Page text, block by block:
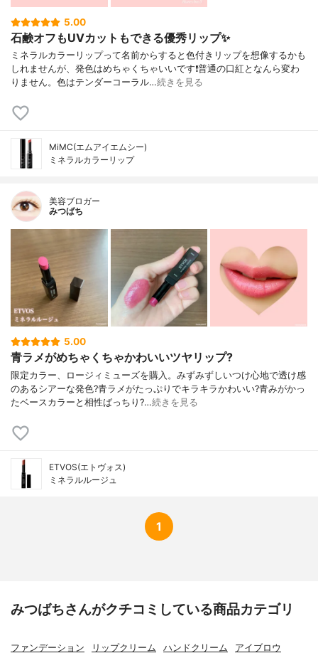
5.00
石鹸オフもUVカットもできる優秀リップ✨
ミネラルカラーリップって名前からすると色付きリップを想像するかも
しれませんが、発色はめちゃくちゃいいです❗️普通の口紅となんら変わ
りません。色はテンダーコーラル…続きを見る
MiMC(エムアイエムシー)
ミネラルカラーリップ
美容ブロガー
みつばち
5.00
青ラメがめちゃくちゃかわいいツヤリップ?
限定カラー、ロージィミューズを購入。みずみずしいつけ心地で透け感
のあるシアーな発色?青ラメがたっぷりでキラキラかわいい?青みがかっ
たベースカラーと相性ばっちり?…続きを見る
ETVOS(エトヴォス)
ミネラルルージュ
1
みつばちさんがクチコミしている商品カテゴリ
ファンデーション リップクリーム ハンドクリーム アイブロウ